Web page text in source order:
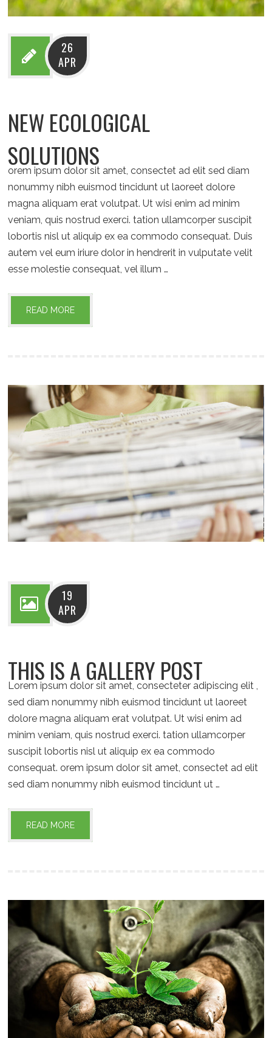
26
APR
NEW ECOLOGICAL
SOLUTIONS
orem ipsum dolor sit amet, consectet ad elit sed diam
nonummy nibh euismod tincidunt ut laoreet dolore
magna aliquam erat volutpat. Ut wisi enim ad minim
veniam, quis nostrud exerci. tation ullamcorper suscipit
lobortis nisl ut aliquip ex ea commodo consequat. Duis
autem vel eum iriure dolor in hendrerit in vulputate velit
esse molestie consequat, vel illum …
READ MORE
19
APR
THIS IS A GALLERY POST
Lorem ipsum dolor sit amet, consecteter adipiscing elit ,
sed diam nonummy nibh euismod tincidunt ut laoreet
dolore magna aliquam erat volutpat. Ut wisi enim ad
minim veniam, quis nostrud exerci. tation ullamcorper
suscipit lobortis nisl ut aliquip ex ea commodo
consequat. orem ipsum dolor sit amet, consectet ad elit
sed diam nonummy nibh euismod tincidunt ut …
READ MORE